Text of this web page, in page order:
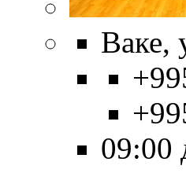
Ваке,
09:00